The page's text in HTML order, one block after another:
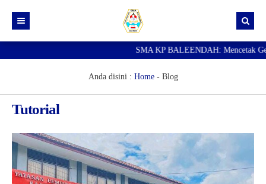
Data Guru
SPMB
SNBP
SMA KP BALEENDAH: Mencetak
Anda disini : Home- Blog
Tutorial